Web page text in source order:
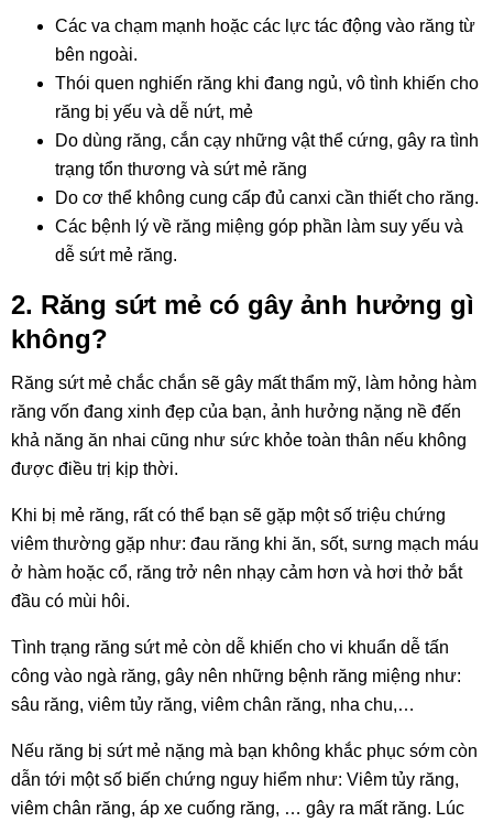
Các va chạm mạnh hoặc các lực tác động vào răng từ
bên ngoài.
Thói quen nghiến răng khi đang ngủ, vô tình khiến cho
răng bị yếu và dễ nứt, mẻ
Do dùng răng, cắn cạy những vật thể cứng, gây ra tình
trạng tổn thương và sứt mẻ răng
Do cơ thể không cung cấp đủ canxi cần thiết cho răng.
Các bệnh lý về răng miệng góp phần làm suy yếu và
dễ sứt mẻ răng.
2. Răng sứt mẻ có gây ảnh hưởng gì
không?
Răng sứt mẻ chắc chắn sẽ gây mất thẩm mỹ, làm hỏng hàm
răng vốn đang xinh đẹp của bạn, ảnh hưởng nặng nề đến
khả năng ăn nhai cũng như sức khỏe toàn thân nếu không
được điều trị kịp thời.
Khi bị mẻ răng, rất có thể bạn sẽ gặp một số triệu chứng
viêm thường gặp như: đau răng khi ăn, sốt, sưng mạch máu
ở hàm hoặc cổ, răng trở nên nhạy cảm hơn và hơi thở bắt
đầu có mùi hôi.
Tình trạng răng sứt mẻ còn dễ khiến cho vi khuẩn dễ tấn
công vào ngà răng, gây nên những bệnh răng miệng như:
sâu răng, viêm tủy răng, viêm chân răng, nha chu,…
Nếu răng bị sứt mẻ nặng mà bạn không khắc phục sớm còn
dẫn tới một số biến chứng nguy hiểm như: Viêm tủy răng,
viêm chân răng, áp xe cuống răng, … gây ra mất răng. Lúc